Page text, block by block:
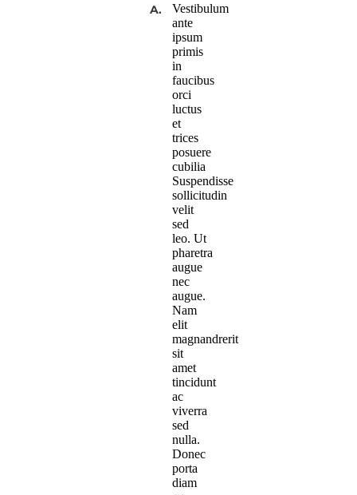
A.
Vestibulum
ante
ipsum
primis
in
faucibus
orci
luctus
et
trices
posuere
cubilia
Suspendisse
sollicitudin
velit
sed
leo. Ut
pharetra
augue
nec
augue.
Nam
elit
magnandrerit
sit
amet
tincidunt
ac
viverra
sed
nulla.
Donec
porta
diam